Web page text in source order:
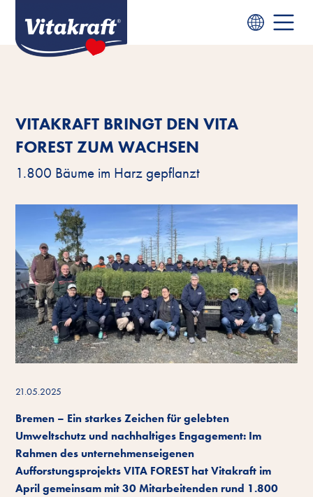
VITAKRAFT BRINGT DEN VITA
FOREST ZUM WACHSEN
1.800 Bäume im Harz gepflanzt
21.05.2025
Bremen – Ein starkes Zeichen für gelebten
Umweltschutz und nachhaltiges Engagement: Im
Rahmen des unternehmenseigenen
Aufforstungsprojekts VITA FOREST hat Vitakraft im
April gemeinsam mit 30 Mitarbeitenden rund 1.800